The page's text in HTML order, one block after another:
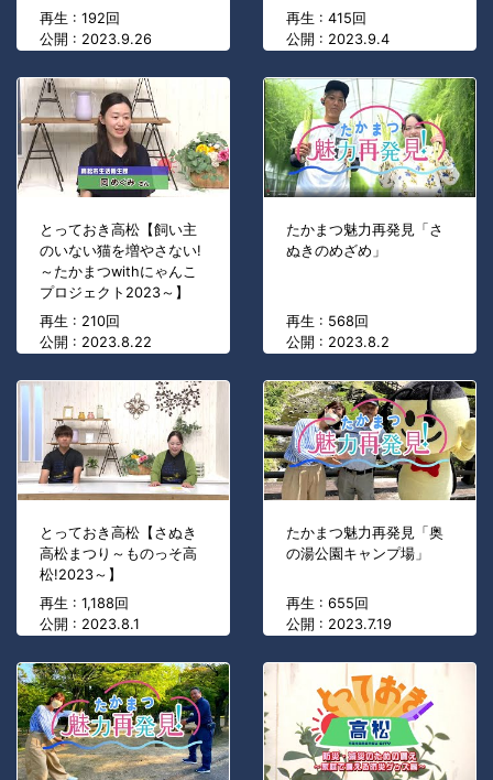
再生 : 192回
公開 : 2023.9.26
再生 : 415回
公開 : 2023.9.4
とっておき高松【飼い主
のいない猫を増やさない!
～たかまつwithにゃんこ
プロジェクト2023～】
再生 : 210回
公開 : 2023.8.22
たかまつ魅力再発見「さ
ぬきのめざめ」
再生 : 568回
公開 : 2023.8.2
とっておき高松【さぬき
高松まつり～ものっそ高
松!2023～】
再生 : 1,188回
公開 : 2023.8.1
たかまつ魅力再発見「奥
の湯公園キャンプ場」
再生 : 655回
公開 : 2023.7.19